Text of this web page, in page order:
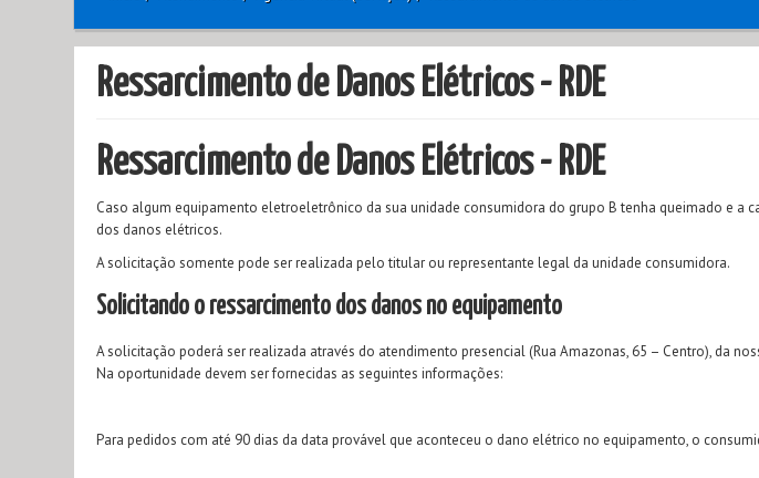
Ressarcimento de Danos Elétricos - RDE
Ressarcimento de Danos Elétricos - RDE
Caso algum equipamento eletroeletrônico da sua unidade consumidora do grupo B tenha queimado e
dos danos elétricos.
A solicitação somente pode ser realizada pelo titular ou representante legal da unidade consumidora.
Solicitando o ressarcimento dos danos no equipamento
A solicitação poderá ser realizada através do atendimento presencial (Rua Amazonas, 65 – Centro), da
Na oportunidade devem ser fornecidas as seguintes informações:
Para pedidos com até 90 dias da data provável que aconteceu o dano elétrico no equipamento, o